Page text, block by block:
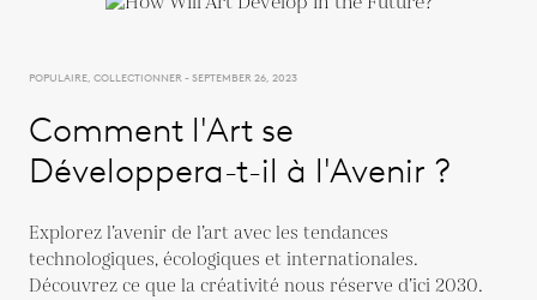
POPULAIRE, COLLECTIONNER - SEPTEMBER 26, 2023
Comment l'Art se
Développera-t-il à l'Avenir ?
Explorez l’avenir de l’art avec les tendances
technologiques, écologiques et internationales.
Découvrez ce que la créativité nous réserve d’ici 2030.